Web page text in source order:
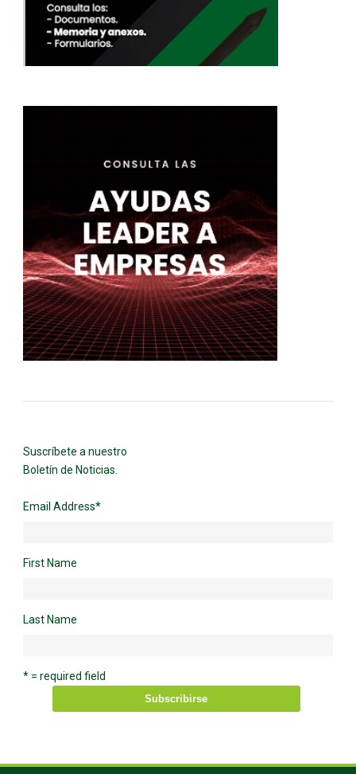
Suscríbete a nuestro
Boletín de Noticias.
Email Address*
First Name
Last Name
* = required field